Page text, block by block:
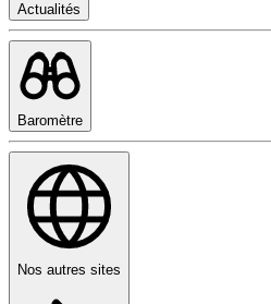
Actualités
Baromètre
Nos autres sites